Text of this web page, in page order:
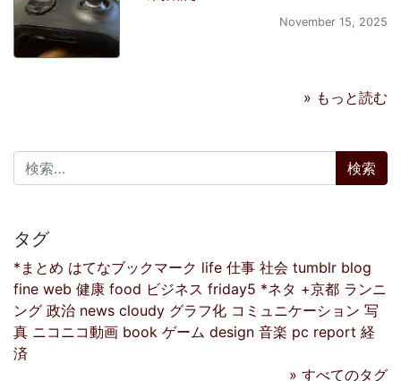
November 15, 2025
» もっと読む
検索:
タグ
*まとめ はてなブックマーク life 仕事 社会 tumblr blog
fine web 健康 food ビジネス friday5 *ネタ +京都 ランニ
ング 政治 news cloudy グラフ化 コミュニケーション 写
真 ニコニコ動画 book ゲーム design 音楽 pc report 経
済
» すべてのタグ